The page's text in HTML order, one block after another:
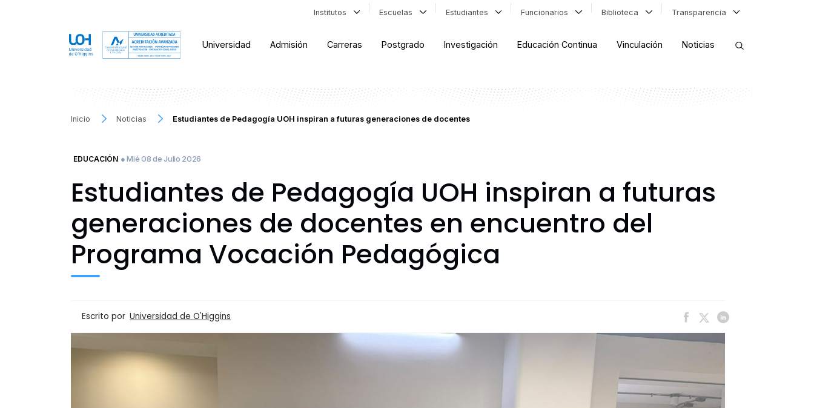
Institutos Escuelas Estudiantes Funcionarios Biblioteca Transparencia
Universidad Admisión Carreras Postgrado Investigación Educación Continua Vinculación Noticias
Inicio Noticias Estudiantes de Pedagogía UOH inspiran a futuras generaciones de docentes
EDUCACIÓN ● Mié 08 de Julio 2026
Estudiantes de Pedagogía UOH inspiran a futuras
generaciones de docentes en encuentro del
Programa Vocación Pedagógica
Escrito por Universidad de O'Higgins